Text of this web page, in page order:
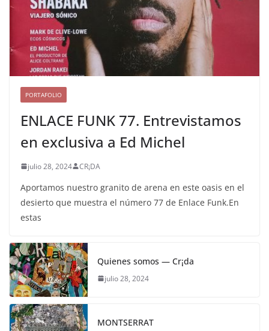
PORTAFOLIO
ENLACE FUNK 77. Entrevistamos
en exclusiva a Ed Michel
julio 28, 2024 CR¡DA
Aportamos nuestro granito de arena en este oasis en el
desierto que muestra el número 77 de Enlace Funk.En
estas
Quienes somos — Cr¡da
julio 28, 2024
MONTSERRAT